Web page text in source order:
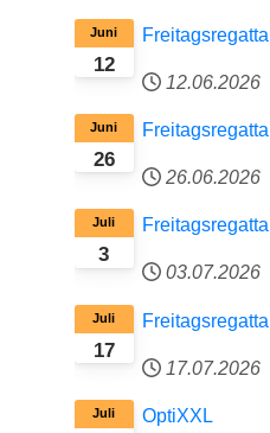
12
Juni Freitagsregatta
12.06.2026
26
Juni Freitagsregatta
26.06.2026
3
Juli Freitagsregatta
03.07.2026
17
Juli Freitagsregatta
17.07.2026
Juli OptiXXL